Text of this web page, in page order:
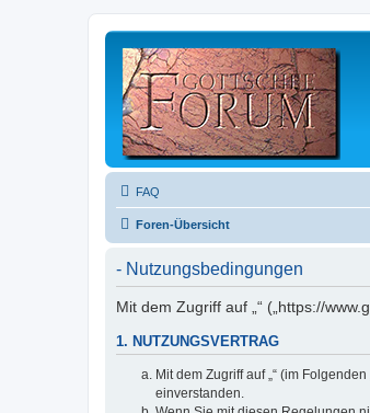
FAQ
Foren-Übersicht
- Nutzungsbedingungen
Mit dem Zugriff auf „“ („https://
1. NUTZUNGSVERTRAG
Mit dem Zugriff auf „“ (im
einverstanden.